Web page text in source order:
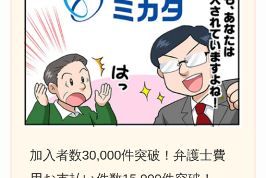
加入者数30,000件突破！弁護士費